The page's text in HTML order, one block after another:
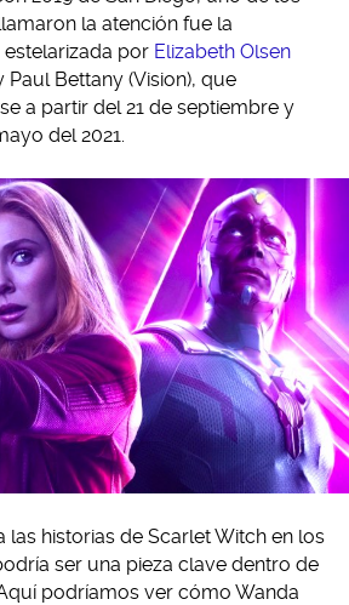
la atención fue la
estelarizada por Elizabeth Olsen
Paul Bettany (Vision), que
a partir del 21 de septiembre y
del 2021.
las historias de Scarlet Witch en los
ser una pieza clave dentro de
podríamos ver cómo Wanda